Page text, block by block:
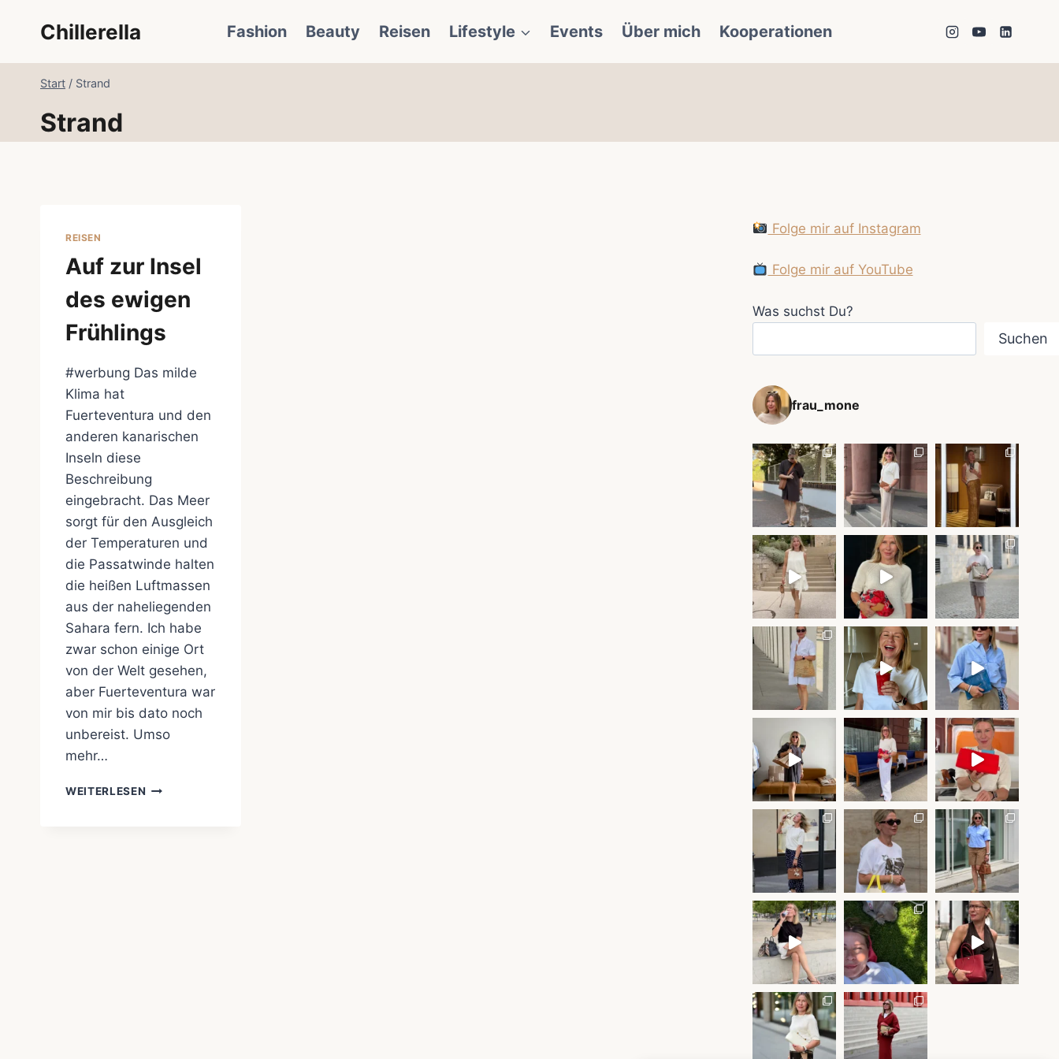
Chillerella Fashion Beauty Reisen Lifestyle Events Über mich Kooperationen
Start / Strand
Strand
REISEN
Auf zur Insel
des ewigen
Frühlings
#werbung Das milde
Klima hat
Fuerteventura und den
anderen kanarischen
Inseln diese
Beschreibung
eingebracht. Das Meer
sorgt für den Ausgleich
der Temperaturen und
die Passatwinde halten
die heißen Luftmassen
aus der naheliegenden
Sahara fern. Ich habe
zwar schon einige Ort
von der Welt gesehen,
aber Fuerteventura war
von mir bis dato noch
unbereist. Umso
mehr…
WEITERLESEN AUF
Folge mir auf Instagram
Folge mir auf YouTube
Was suchst Du?
Suchen
frau_mone